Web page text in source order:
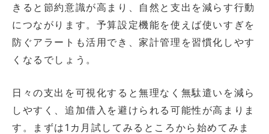
きると節約意識が高まり、自然と支出を減らす行動
につながります。予算設定機能を使えば使いすぎを
防ぐアラートも活用でき、家計管理を習慣化しやす
くなるでしょう。
日々の支出を可視化すると無理なく無駄遣いを減ら
しやすく、追加借入を避けられる可能性が高まりま
す。まずは1カ月試してみるところから始めてみま